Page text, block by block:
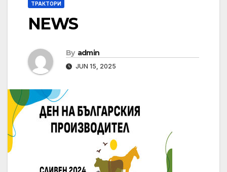
ТРАКТОРИ
NEWS
By admin
JUN 15, 2025